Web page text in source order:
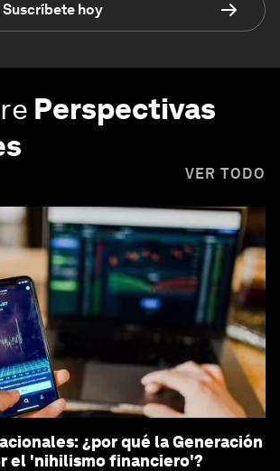
Suscríbete hoy
Perspectivas
VER TODO
¿por qué la Generación
el 'nihilismo financiero'?